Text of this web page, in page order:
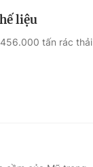
liệu
tấn rác thải